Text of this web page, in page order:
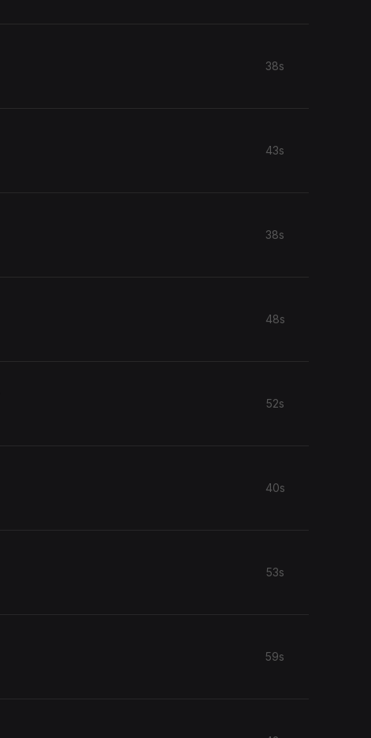
38s
43s
38s
48s
52s
40s
53s
59s